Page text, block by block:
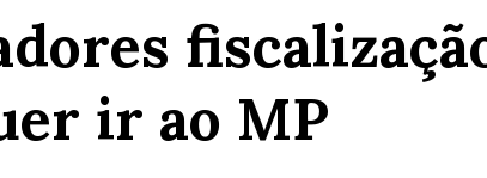
ir ao MP